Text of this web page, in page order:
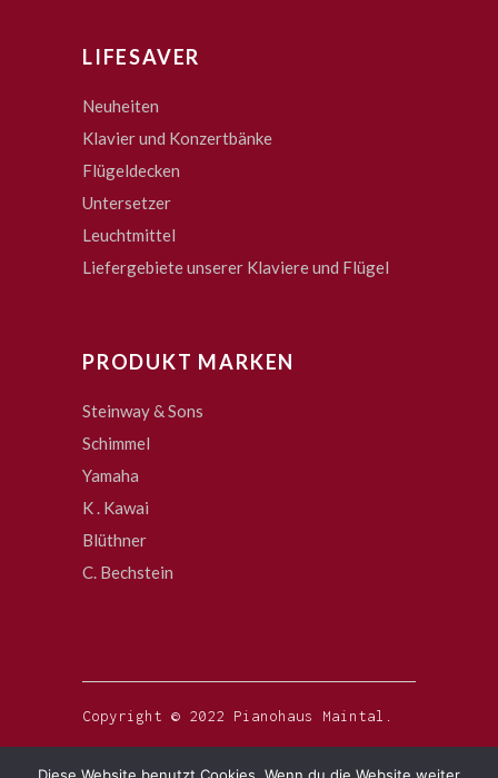
LIFESAVER
Neuheiten
Klavier und Konzertbänke
Flügeldecken
Untersetzer
Leuchtmittel
Liefergebiete unserer Klaviere und Flügel
PRODUKT MARKEN
Steinway & Sons
Schimmel
Yamaha
K . Kawai
Blüthner
C. Bechstein
Copyright © 2022 Pianohaus Maintal.